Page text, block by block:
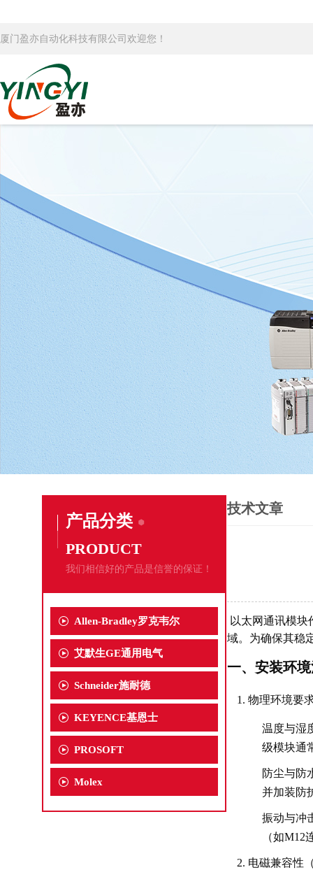
厦门盈亦自动化科技有限公司欢迎您！
产品分类
PRODUCT
我们相信好的产品是信誉的保证！
Allen-Bradley罗克韦尔
艾默生GE通用电气
Schneider施耐德
KEYENCE基恩士
PROSOFT
Molex
技术文章
以太网通讯模
域。为确保其稳
一、安装环
物理环境要
温度与湿
级模块通
防尘与防
并加装防
振动与冲
（如M12
电磁兼容性